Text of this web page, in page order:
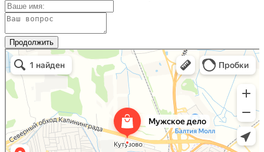
Продолжить
Мужское Дело
Товары для дома в Калининградской области
Самогонное оборудование в Калининградской области